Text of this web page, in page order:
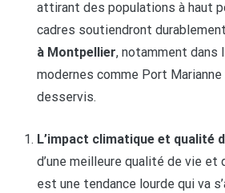
attirant des populations à haut
cadres soutiendront
à Montpellier, notamment dans
modernes comme Port
desservis.
L’impact climatique et qualité
d’une meilleure qualité de vie et
est une tendance lourde qui va